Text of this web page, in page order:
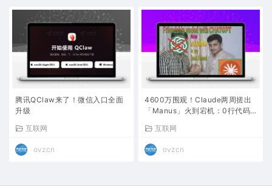
腾讯QClaw来了！微信入口全面
升级
互联网
ovzcn
4600万围观！Claude两周搓出
「Manus」火到宕机：0行代码
互联网
ovzcn